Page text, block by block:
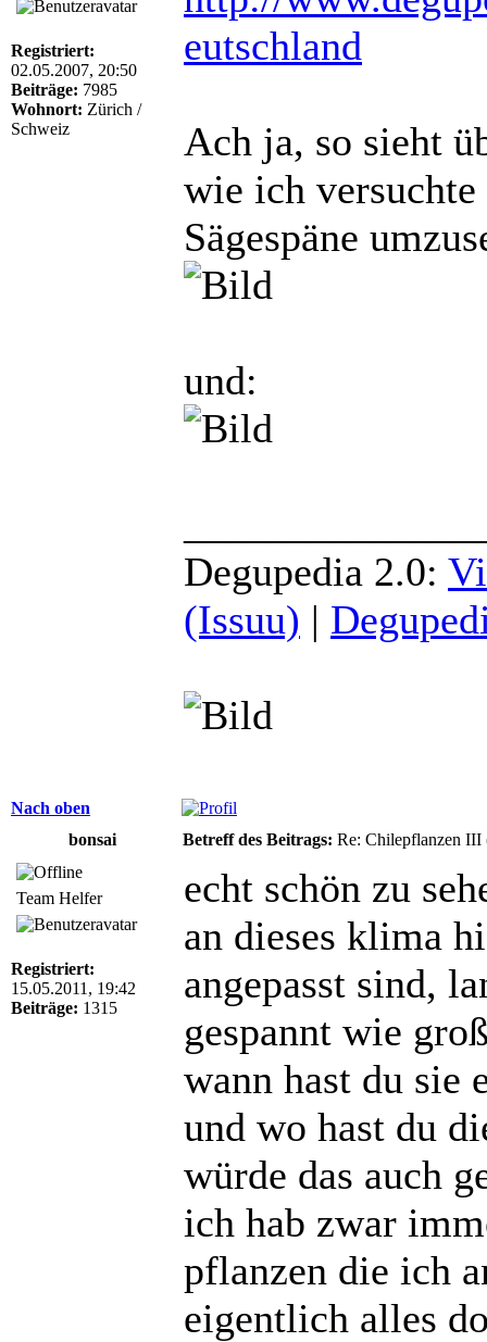
Registriert:
02.05.2007, 20:50
Beiträge: 7985
Wohnort: Zürich /
Schweiz
eutschland
Ach ja, so sieht
wie ich
Sägespäne
und:
Degupedia 2.0:
(Issuu) |
Nach oben
bonsai
Betreff des Beitrags: Re: Chilepflanzen III
Team Helfer
Registriert:
15.05.2011, 19:42
Beiträge: 1315
echt schön zu
an dieses klima
angepasst sind,
gespannt wie
wann hast du sie
und wo hast du
würde das auch
ich hab zwar
pflanzen die ich
eigentlich alles